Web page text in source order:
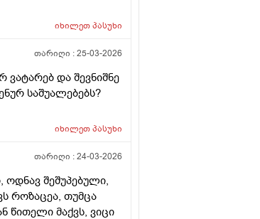
იხილეთპასუხი
თარიღი :25-03-2026
და შევნიშნე
საშუალებებს?
იხილეთპასუხი
თარიღი :24-03-2026
ოდნავ შეშუპებული,
როზაცეა, თუმცა
წითელი მაქვს, ვიცი